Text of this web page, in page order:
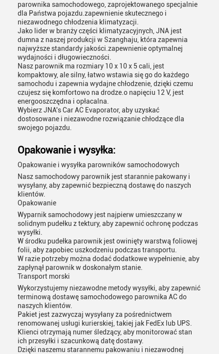
parownika samochodowego, zaprojektowanego specjalnie
dla Państwa pojazdu.zapewnienie skutecznego i
niezawodnego chłodzenia klimatyzacji.
Jako lider w branży części klimatyzacyjnych, JNA jest
dumna z naszej produkcji w Szanghaju, która zapewnia
najwyższe standardy jakości.zapewnienie optymalnej
wydajności i długowieczności.
Nasz parownik ma rozmiary 10 x 10 x 5 cali, jest
kompaktowy, ale silny, łatwo wstawia się go do każdego
samochodu i zapewnia wydajne chłodzenie, dzięki czemu
czujesz się komfortowo na drodze.o napięciu 12 V, jest
energooszczędna i opłacalna.
Wybierz JNA's Car AC Evaporator, aby uzyskać
dostosowane i niezawodne rozwiązanie chłodzące dla
swojego pojazdu.
Opakowanie i wysyłka:
Opakowanie i wysyłka parowników samochodowych
Nasz samochodowy parownik jest starannie pakowany i
wysyłany, aby zapewnić bezpieczną dostawę do naszych
klientów.
Opakowanie
Wyparnik samochodowy jest najpierw umieszczany w
solidnym pudełku z tektury, aby zapewnić ochronę podczas
wysyłki.
W środku pudełka parownik jest owinięty warstwą foliowej
folii, aby zapobiec uszkodzeniu podczas transportu.
W razie potrzeby można dodać dodatkowe wypełnienie, aby
zapłynął parownik w doskonałym stanie.
Transport morski
Wykorzystujemy niezawodne metody wysyłki, aby zapewnić
terminową dostawę samochodowego parownika AC do
naszych klientów.
Pakiet jest zazwyczaj wysyłany za pośrednictwem
renomowanej usługi kurierskiej, takiej jak FedEx lub UPS.
Klienci otrzymają numer śledzący, aby monitorować stan
ich przesyłki i szacunkową datę dostawy.
Dzięki naszemu starannemu pakowaniu i niezawodnej